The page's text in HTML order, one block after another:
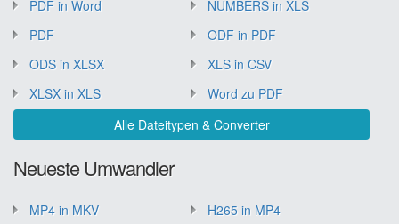
PDF in Word
NUMBERS in XLS
PDF
ODF in PDF
ODS in XLSX
XLS in CSV
XLSX in XLS
Word zu PDF
Alle Dateitypen & Converter
Neueste Umwandler
MP4 in MKV
H265 in MP4